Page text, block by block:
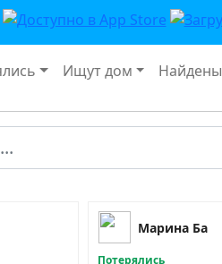
Ищут дом Найдены
Марина Ба
Потерялись